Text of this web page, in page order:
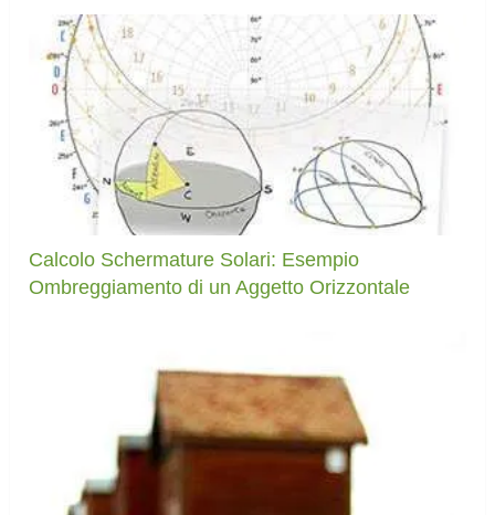
Calcolo Schermature Solari: Esempio
Ombreggiamento di un Aggetto Orizzontale